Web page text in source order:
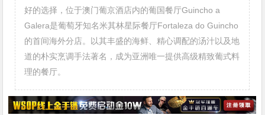
好的选择，位于澳门葡京酒店内的葡国餐厅Guincho a
Galera是葡萄牙知名米其林星际餐厅Fortaleza do Guincho
的首间海外分店。以其丰盛的海鲜、精心调配的汤汁以及地
道的朴实烹调手法著名，成为亚洲唯一提供高级精致葡式料
理的餐厅。